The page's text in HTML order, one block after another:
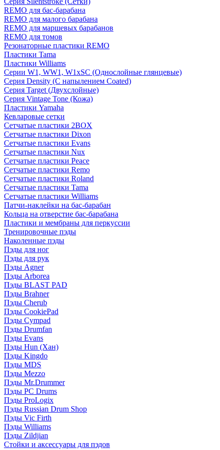
REMO для бас-барабана
REMO для малого барабана
REMO для маршевых барабанов
REMO для томов
Резонаторные пластики REMO
Пластики Tama
Пластики Williams
Серии W1, WW1, W1xSC (Однослойные глянцевые)
Серия Density (C напылением Coated)
Серия Target (Двухслойные)
Серия Vintage Tone (Кожа)
Пластики Yamaha
Кевларовые сетки
Сетчатые пластики 2BOX
Сетчатые пластики Dixon
Сетчатые пластики Evans
Сетчатые пластики Nux
Сетчатые пластики Peace
Сетчатые пластики Remo
Сетчатые пластики Roland
Сетчатые пластики Tama
Сетчатые пластики Williams
Патчи-наклейки на бас-барабан
Кольца на отверстие бас-барабана
Пластики и мембраны для перкуссии
Тренировочные пэды
Наколенные пэды
Пэды для ног
Пэды для рук
Пэды Agner
Пэды Arborea
Пэды BLAST PAD
Пэды Brahner
Пэды Cherub
Пэды CookiePad
Пэды Cympad
Пэды Drumfan
Пэды Evans
Пэды Hun (Хан)
Пэды Kingdo
Пэды MDS
Пэды Mezzo
Пэды Mr.Drummer
Пэды PC Drums
Пэды ProLogix
Пэды Russian Drum Shop
Пэды Vic Firth
Пэды Williams
Пэды Zildjian
Стойки и аксессуары для пэдов